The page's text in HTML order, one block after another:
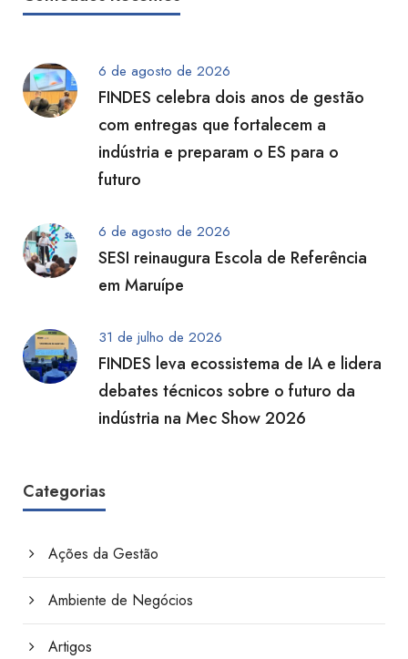
6 de agosto de 2026
FINDES celebra dois anos de gestão
com entregas que fortalecem a
indústria e preparam o ES para o
futuro
6 de agosto de 2026
SESI reinaugura Escola de Referência
em Maruípe
31 de julho de 2026
FINDES leva ecossistema de IA e lidera
debates técnicos sobre o futuro da
indústria na Mec Show 2026
Categorias
Ações da Gestão
Ambiente de Negócios
Artigos